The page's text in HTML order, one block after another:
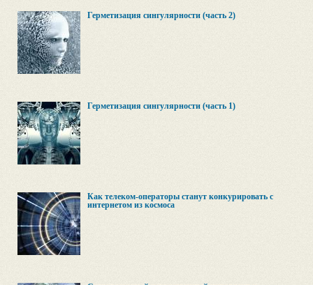
Герметизация сингулярности (часть 2)
Герметизация сингулярности (часть 1)
Как телеком-операторы станут конкурировать с
интернетом из космоса